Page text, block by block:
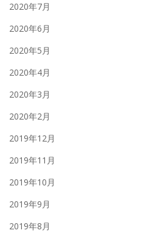
2020年7月
2020年6月
2020年5月
2020年4月
2020年3月
2020年2月
2019年12月
2019年11月
2019年10月
2019年9月
2019年8月